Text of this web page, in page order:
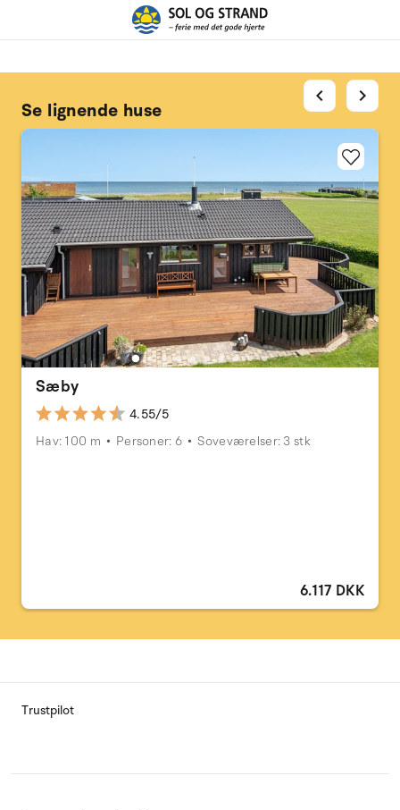
Se lignende huse
Sæby
4.55/5
Hav: 100 m
Personer: 6 Soveværelser: 3 stk
6.117 DKK
chevron_left chevron_right
Trustpilot